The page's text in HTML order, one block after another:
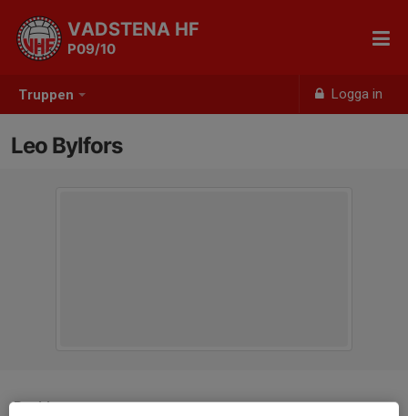
Truppen Logga in
VADSTENA HF
P09/10
Leo Bylfors
Position
-